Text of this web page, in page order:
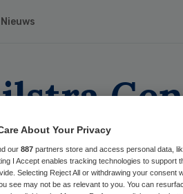
Nieuws
About Your Privacy
our 887 partners store and access personal data,
I Accept enables tracking technologies to
Selecting Reject All or withdrawing your
see may not be as relevant to you. You can